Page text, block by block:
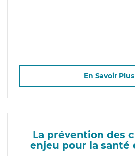
En Savoir Plus
La prévention des
enjeu pour la santé